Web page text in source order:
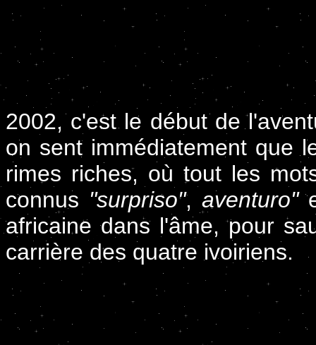
2002, c'est le début de
on sent immédiatement que
rimes riches, où tout les
connus "surpriso", aventuro"
africaine dans l'âme, pour
carrière des quatre ivoiriens.